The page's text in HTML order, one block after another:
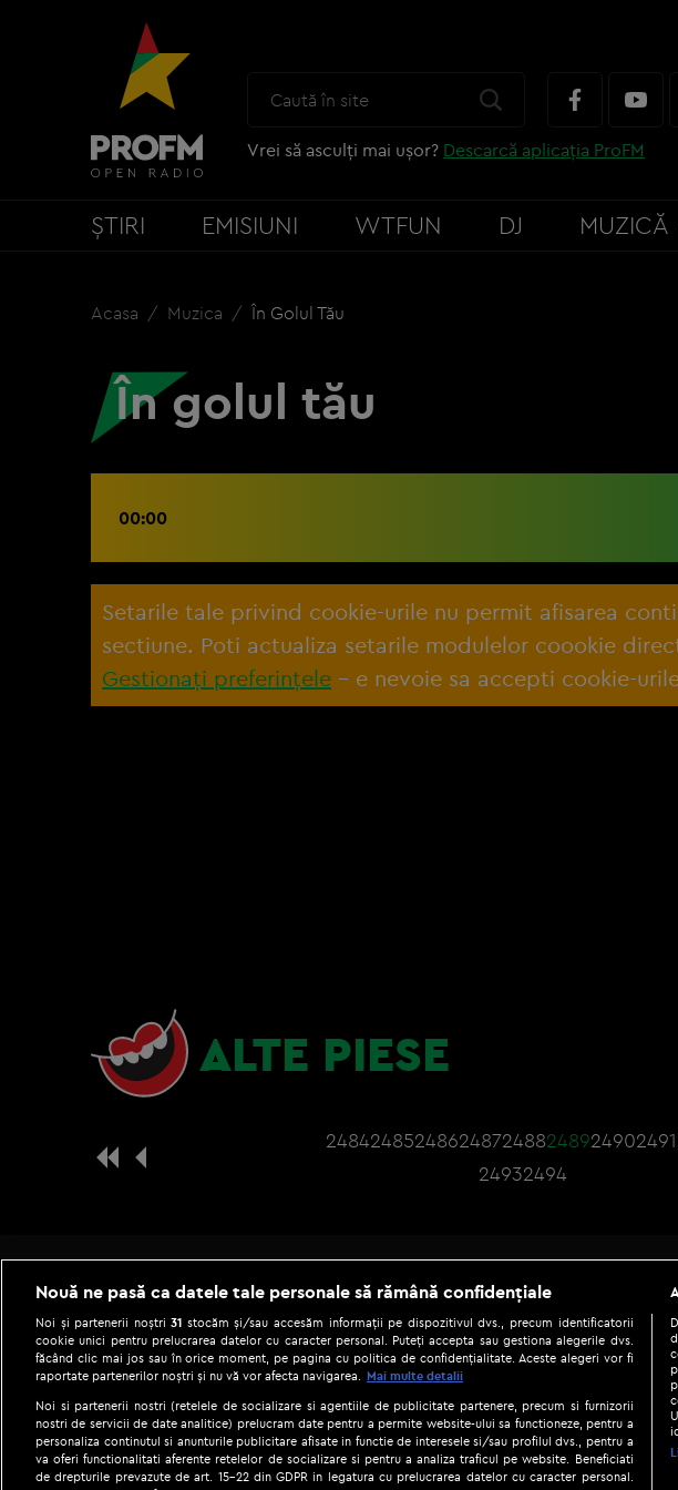
Vrei să asculți mai ușor? Descarcă aplicația ProFM
ȘTIRI EMISIUNI WTFUN DJ MUZICĂ
Acasa Muzica În Golul Tău
În golul tău
00:00
Setarile tale privind cookie-urile nu permit afisarea
sectiune. Poti actualiza setarile modulelor coookie
Gestionați preferințele – e nevoie sa accepti cookie-
ALTE PIESE
24842485248624872488248924902491
24932494
Be
Copyright
Gestionați preferințele|Termeni și condiții|Politica
Nouă ne pasă ca datele tale personale să rămână confidențiale
Noi și partenerii noștri31 stocăm și/sau accesăm informații pe dispozitivul dvs., precum identificatorii
cookie unici pentru prelucrarea datelor cu caracter personal. Puteți accepta sau gestiona alegerile dvs.
făcând clic mai jos sau în orice moment, pe pagina cu politica de confidențialitate. Aceste alegeri vor fi
raportate partenerilor noștri și nu vă vor afecta navigarea.
Mai multe detalii
Noi si partenerii nostri (retelele de socializare si agentiile de publicitate partenere, precum si furnizorii
nostri de servicii de date analitice) prelucram date pentru a permite website-ului sa functioneze, pentru a
personaliza continutul si anunturile publicitare afisate in functie de interesele si/sau profilul dvs., pentru a
va oferi functionalitati aferente retelelor de socializare si pentru a analiza traficul pe website. Beneficiati
de drepturile prevazute de art. 15-22 din GDPR in legatura cu prelucrarea datelor cu caracter personal.